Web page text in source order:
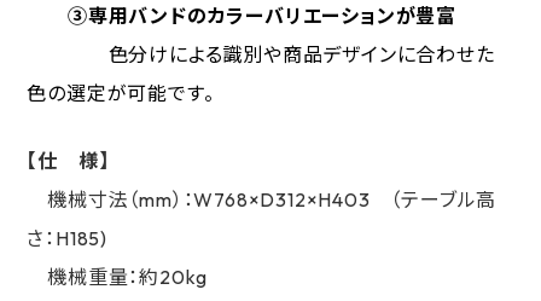
③専用バンドのカラーバリエーションが豊富
色分けによる識別や商品デザインに合わせた
色の選定が可能です。
【仕 様】
機械寸法（mm）：W768×D312×H403 （テーブル高
さ：H185)
機械重量：約20kg